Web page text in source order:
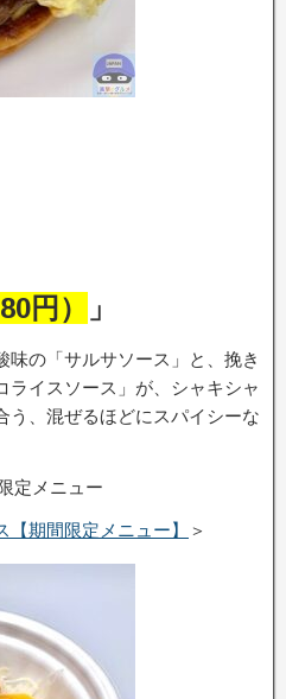
円） 」
味の「サルサソース」と、挽き
ライスソース」が、シャキシャ
う、混ぜるほどにスパイシーな
定メニュー
【期間限定メニュー】 ＞